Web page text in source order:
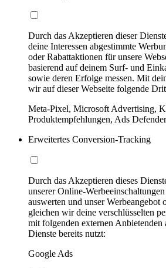
Durch das Akzeptieren dieser
deine Interessen abgestimmte
oder Rabattaktionen für unsere
basierend auf deinem Surf- und
sowie deren Erfolge messen. Mit
wir auf dieser Webseite folgende
Meta-Pixel, Microsoft Advertising,
Produktempfehlungen, Ads Defender
Erweitertes Conversion-Tracking
Durch das Akzeptieren dieses
unserer Online-
auswerten und unser Werbeangebot
gleichen wir deine verschlüsselten
mit folgenden externen Anbietenden
Dienste bereits nutzt:
Google Ads